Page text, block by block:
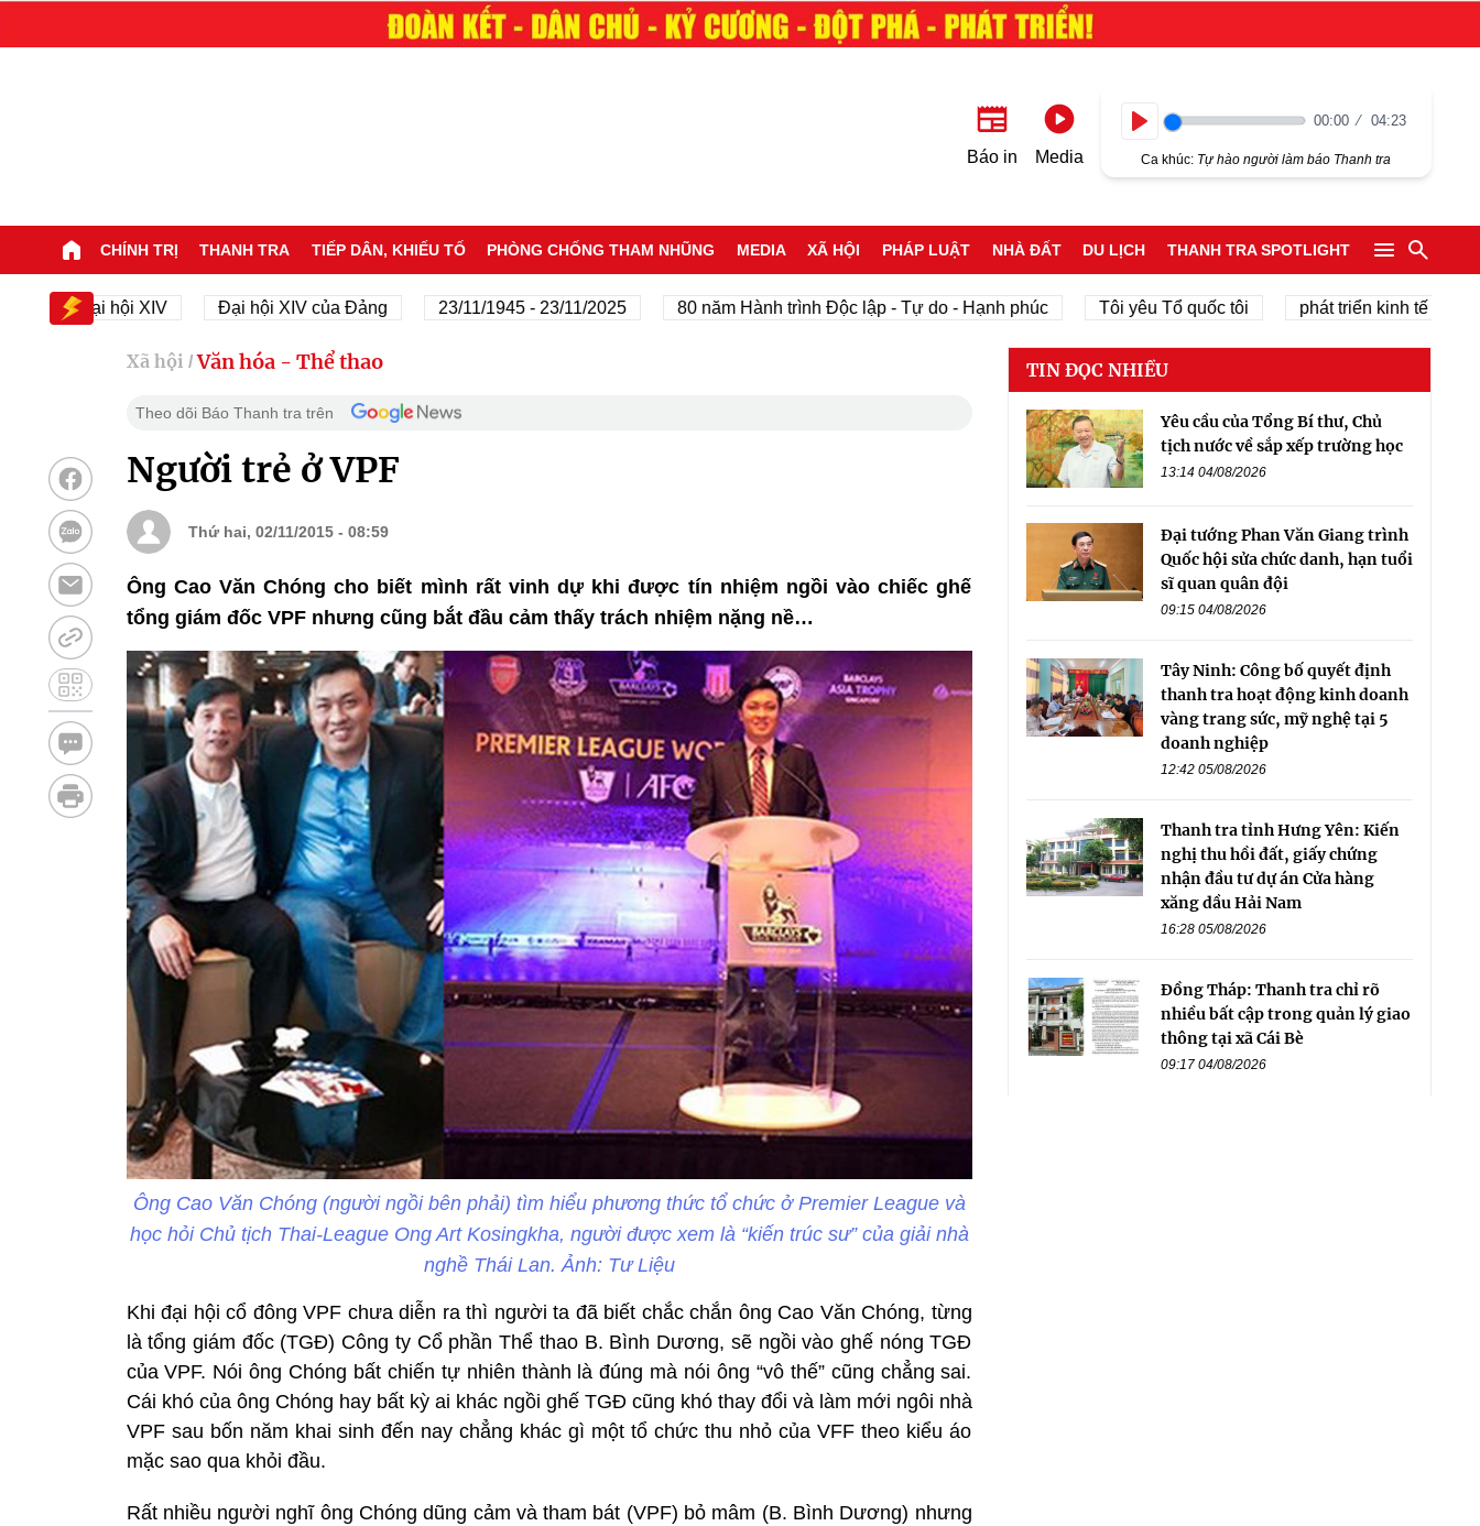
Báo in Media
00:00 04:23
Ca khúc: Tự hào người làm báo Thanh tra
CHÍNH TRỊ THANH TRA TIẾP DÂN, KHIẾU TỐ PHÒNG CHỐNG THAM NHŨNG MEDIA XÃ HỘI PHÁP LUẬT NHÀ ĐẤT DU LỊCH THANH TRA SPOTLIGHT
Đại hội XIV Đại hội XIV của Đảng 23/11/1945 - 23/11/2025 80 năm Hành trình Độc lập - Tự do - Hạnh phúc Tôi yêu Tổ quốc tôi phát triển kinh tế tư nhân
Xã hội / Văn hóa - Thể thao
Theo dõi Báo Thanh tra trên
Người trẻ ở VPF
Thứ hai, 02/11/2015 - 08:59
Ông Cao Văn Chóng cho biết mình rất vinh dự khi được tín nhiệm ngồi vào chiếc ghế
tổng giám đốc VPF nhưng cũng bắt đầu cảm thấy trách nhiệm nặng nề…
Ông Cao Văn Chóng (người ngồi bên phải) tìm hiểu phương thức tổ chức ở Premier League và
học hỏi Chủ tịch Thai-League Ong Art Kosingkha, người được xem là “kiến trúc sư” của giải nhà
nghề Thái Lan. Ảnh: Tư Liệu
Khi đại hội cổ đông VPF chưa diễn ra thì người ta đã biết chắc chắn ông Cao Văn Chóng, từng
là tổng giám đốc (TGĐ) Công ty Cổ phần Thể thao B. Bình Dương, sẽ ngồi vào ghế nóng TGĐ
của VPF. Nói ông Chóng bất chiến tự nhiên thành là đúng mà nói ông “vô thế” cũng chẳng sai.
Cái khó của ông Chóng hay bất kỳ ai khác ngồi ghế TGĐ cũng khó thay đổi và làm mới ngôi nhà
VPF sau bốn năm khai sinh đến nay chẳng khác gì một tổ chức thu nhỏ của VFF theo kiểu áo
mặc sao qua khỏi đầu.
Rất nhiều người nghĩ ông Chóng dũng cảm và tham bát (VPF) bỏ mâm (B. Bình Dương) nhưng
TIN ĐỌC NHIỀU
Yêu cầu của Tổng Bí thư, Chủ
tịch nước về sắp xếp trường học
13:14 04/08/2026
Đại tướng Phan Văn Giang trình
Quốc hội sửa chức danh, hạn tuổi
sĩ quan quân đội
09:15 04/08/2026
Tây Ninh: Công bố quyết định
thanh tra hoạt động kinh doanh
vàng trang sức, mỹ nghệ tại 5
doanh nghiệp
12:42 05/08/2026
Thanh tra tỉnh Hưng Yên: Kiến
nghị thu hồi đất, giấy chứng
nhận đầu tư dự án Cửa hàng
xăng dầu Hải Nam
16:28 05/08/2026
Đồng Tháp: Thanh tra chỉ rõ
nhiều bất cập trong quản lý giao
thông tại xã Cái Bè
09:17 04/08/2026